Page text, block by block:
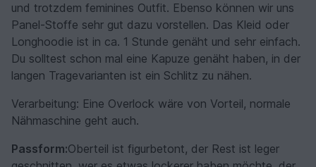
und trotzdem feminines Outfit. Ebenso können wir uns
Panel-Stoffe sehr gut dazu vorstellen. Das Kleid oder
Longhoodie ist in ca. 1 Stunde genäht und sehr einfach.
Du solltest schon mal eine Kapuze genäht haben, in der
langen Tragevarianten ist ein Schlitz zu nähen.
Verarbeitung: Eine Overlock wäre von Vorteil, normale
Nähmaschine geht auch.
Passform:Oberteil ist figurbetont, der Rest ist leger